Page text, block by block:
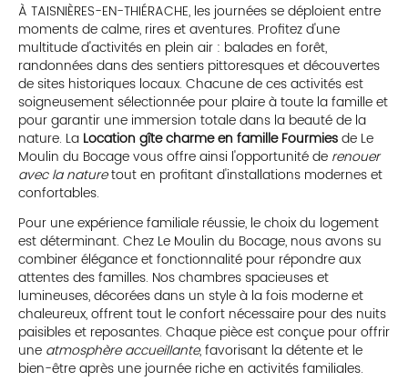
À TAISNIÈRES-EN-THIÉRACHE, les journées se déploient entre
moments de calme, rires et aventures. Profitez d'une
multitude d'activités en plein air : balades en forêt,
randonnées dans des sentiers pittoresques et découvertes
de sites historiques locaux. Chacune de ces activités est
soigneusement sélectionnée pour plaire à toute la famille et
pour garantir une immersion totale dans la beauté de la
nature. La Location gîte charme en famille Fourmiesde Le
Moulin du Bocage vous offre ainsi l'opportunité de renouer
avec la naturetout en profitant d'installations modernes et
confortables.
Pour une expérience familiale réussie, le choix du logement
est déterminant. Chez Le Moulin du Bocage, nous avons su
combiner élégance et fonctionnalité pour répondre aux
attentes des familles. Nos chambres spacieuses et
lumineuses, décorées dans un style à la fois moderne et
chaleureux, offrent tout le confort nécessaire pour des nuits
paisibles et reposantes. Chaque pièce est conçue pour offrir
une atmosphère accueillante, favorisant la détente et le
bien-être après une journée riche en activités familiales.